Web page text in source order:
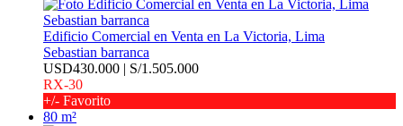
Edificio Comercial en Venta en La Victoria, Lima
Sebastian barranca
USD430.000 | S/1.505.000
RX-30
+/- Favorito
80 m²